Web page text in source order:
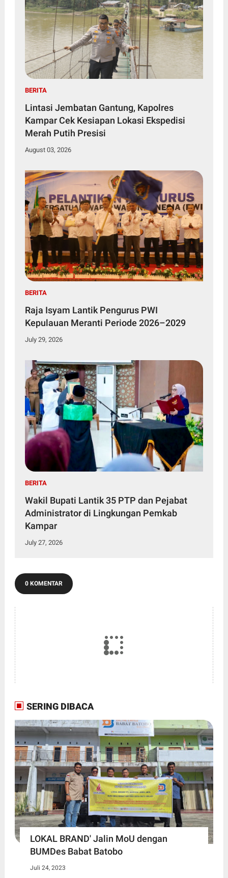
BERITA
Lintasi Jembatan Gantung, Kapolres
Kampar Cek Kesiapan Lokasi Ekspedisi
Merah Putih Presisi
August 03, 2026
BERITA
Raja Isyam Lantik Pengurus PWI
Kepulauan Meranti Periode 2026–2029
July 29, 2026
BERITA
Wakil Bupati Lantik 35 PTP dan Pejabat
Administrator di Lingkungan Pemkab
Kampar
July 27, 2026
0 KOMENTAR
SERING DIBACA
LOKAL BRAND' Jalin MoU dengan
BUMDes Babat Batobo
Juli 24, 2023